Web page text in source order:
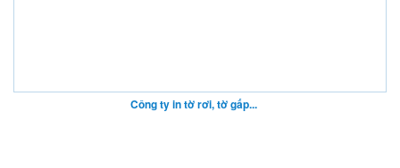
Công ty in tờ rơi, tờ gấp...